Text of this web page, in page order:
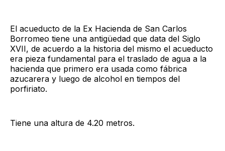
El acueducto de la Ex Hacienda de San Carlos
Borromeo tiene una antigüedad que data del Siglo
XVII, de acuerdo a la historia del mismo el acueducto
era pieza fundamental para el traslado de agua a la
hacienda que primero era usada como fábrica
azucarera y luego de alcohol en tiempos del
porfiriato.
Tiene una altura de 4.20 metros.